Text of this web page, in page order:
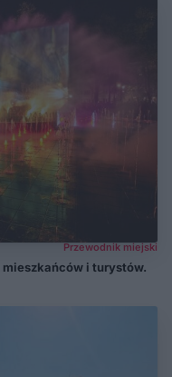
Przewodnik miejski
i turystów.